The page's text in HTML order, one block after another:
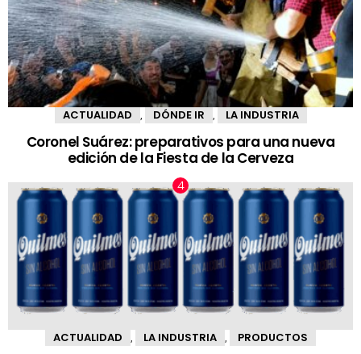
ACTUALIDAD DÓNDE IR LA INDUSTRIA
Coronel Suárez: preparativos para una nueva
edición de la Fiesta de la Cerveza
ACTUALIDAD LA INDUSTRIA PRODUCTOS